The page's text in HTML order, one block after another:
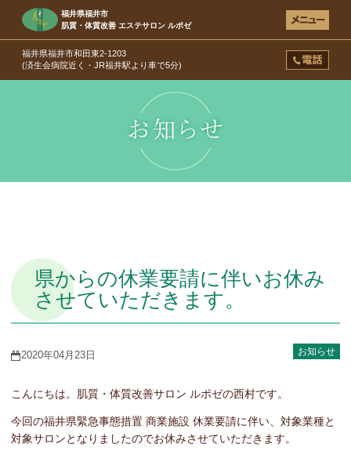
福井県福井市
肌質・体質改善 エステサロン ルポゼ
福井県福井市和田東2-1203
(済生会病院近く・JR福井駅より車で5分)
県からの休業要請に伴いお休み
させていただきます。
2020年04月23日 お知らせ
こんにちは。肌質・体質改善サロン ルポゼの西村です。
今回の福井県緊急事態措置 商業施設 休業要請に伴い、対象業種と
対象サロンとなりましたのでお休みさせていただきます。